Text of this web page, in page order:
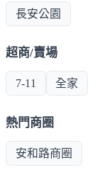
長安公園
超商/賣場
7-11 全家
熱門商圈
安和路商圈